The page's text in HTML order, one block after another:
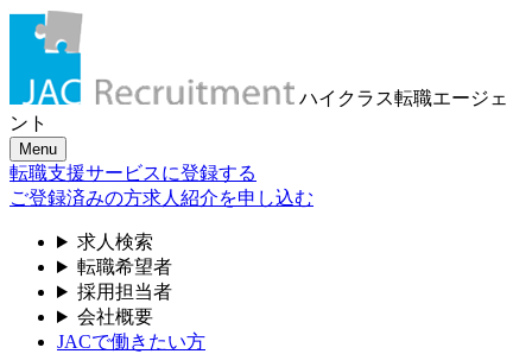
ハイクラス転職エージェ
ント
Menu
転職支援サービスに登録する
ご登録済みの方求人紹介を申し込む
求人検索
転職希望者
採用担当者
会社概要
JACで働きたい方